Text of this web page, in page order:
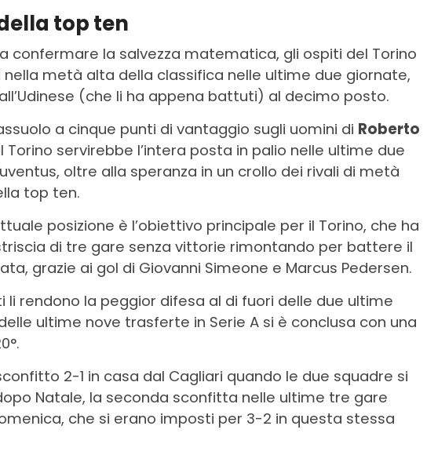
top ten
confermare la salvezza matematica, gli ospiti del Torino
metà alta della classifica nelle ultime due giornate,
(che li ha appena battuti) al decimo posto.
a cinque punti di vantaggio sugli uomini di Roberto
al Torino servirebbe l’intera posta in palio nelle ultime due
oltre alla speranza in un crollo dei rivali di metà
top ten.
posizione è l’obiettivo principale per il Torino, che ha
di tre gare senza vittorie rimontando per battere il
grazie ai gol di Giovanni Simeone e Marcus Pedersen.
li rendono la peggior difesa al di fuori delle due ultime
ultime nove trasferte in Serie A si è conclusa con una
2-1 in casa dal Cagliari quando le due squadre si
Natale, la seconda sconfitta nelle ultime tre gare
che si erano imposti per 3-2 in questa stessa